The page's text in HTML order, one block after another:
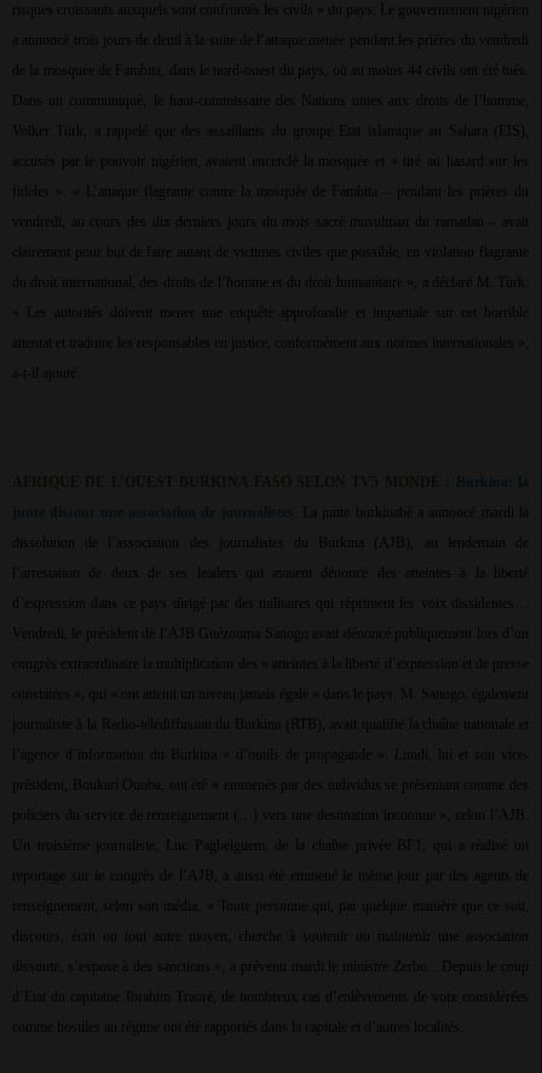
risques croissants auxquels sont confrontés les civils » du pays. Le gouvernement nigérien
a annoncé trois jours de deuil à la suite de l’attaque menée pendant les prières du vendredi
de la mosquée de Fambita, dans le nord-ouest du pays, où au moins 44 civils ont été tués.
Dans un communiqué, le haut-commissaire des Nations unies aux droits de l’homme,
Volker Türk, a rappelé que des assaillants du groupe Etat islamique au Sahara (EIS),
accusés par le pouvoir nigérien, avaient encerclé la mosquée et « tiré au hasard sur les
fidèles ». « L’attaque flagrante contre la mosquée de Fambita – pendant les prières du
vendredi, au cours des dix derniers jours du mois sacré musulman du ramadan – avait
clairement pour but de faire autant de victimes civiles que possible, en violation flagrante
du droit international, des droits de l’homme et du droit humanitaire », a déclaré M. Türk.
« Les autorités doivent mener une enquête approfondie et impartiale sur cet horrible
attentat et traduire les responsables en justice, conformément aux normes internationales »,
a-t-il ajouté.
. La junte burkinabè a annoncé mardi la
dissolution de l’association des journalistes du Burkina (AJB), au lendemain de
l’arrestation de deux de ses leaders qui avaient dénoncé des atteintes à la liberté
d’expression dans ce pays dirigé par des militaires qui répriment les voix dissidentes…
Vendredi, le président de l’AJB Guézouma Sanogo avait dénoncé publiquement lors d’un
congrès extraordinaire la multiplication des « atteintes à la liberté d’expression et de presse
constatées », qui « ont atteint un niveau jamais égalé » dans le pays. M. Sanogo, également
journaliste à la Radio-télédiffusion du Burkina (RTB), avait qualifié la chaîne nationale et
l’agence d’information du Burkina « d’outils de propagande ». Lundi, lui et son vice-
président, Boukari Ouoba, ont été « emmenés par des individus se présentant comme des
policiers du service de renseignement (…) vers une destination inconnue », selon l’AJB.
Un troisième journaliste, Luc Pagbelguem, de la chaîne privée BF1, qui a réalisé un
reportage sur le congrès de l’AJB, a aussi été emmené le même jour par des agents de
renseignement, selon son média. « Toute personne qui, par quelque manière que ce soit,
discours, écrit ou tout autre moyen, cherche à soutenir ou maintenir une association
dissoute, s’expose à des sanctions », a prévenu mardi le ministre Zerbo…Depuis le coup
d’Etat du capitaine Ibrahim Traoré, de nombreux cas d’enlèvements de voix considérées
comme hostiles au régime ont été rapportés dans la capitale et d’autres localités.